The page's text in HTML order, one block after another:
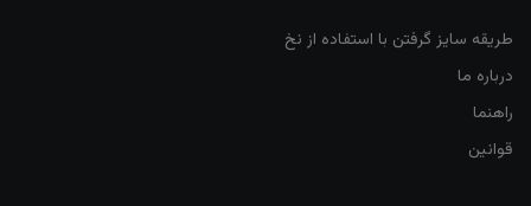
طریقه سایز گرفتن با استفاده از نخ
درباره ما
راهنما
قوانین